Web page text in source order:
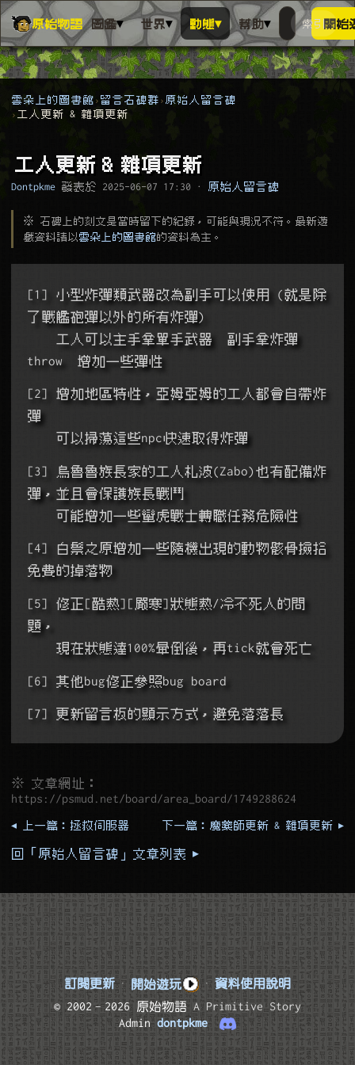
原始物語 圖鑑▾ 世界▾ 動態▾ 幫助▾
搜尋萬物
搜人物、
索引開始
雲朵上的圖書館 留言石碑群
原始人留言碑
工人更新 & 雜項更新
工人更新 & 雜項更新
Dontpkme 發表於 2025-06-07 17:30 · 原始人留言碑
※ 石碑上的刻文是當時留下的紀錄，可能與現況不符。最新遊
戲資料請以 雲朵上的圖書館的資料為主。
[1] 小型炸彈類武器改為副手可以使用 (就是除
了戰艦砲彈以外的所有炸彈)
throw  增加一些彈性
[2] 增加地區特性，亞姆亞姆的工人都會自帶炸
彈
    可以掃蕩這些npc快速取得炸彈
[3] 烏魯魯族長家的工人札波(Zabo)也有配備炸
彈，並且會保護族長戰鬥
    可能增加一些蠻虎戰士轉職任務危險性
[4] 白鬃之原增加一些隨機出現的動物骸骨撿拾
免費的掉落物
[5] 修正[酷熱][嚴寒]狀態熱/冷不死人的問
題，
    現在狀態達100%暈倒後，再tick就會死亡
[6] 其他bug修正參照bug board
[7] 更新留言板的顯示方式，避免落落長
※ 文章網址：
https://psmud.net/board/area_board/1749288624
◂ 上一篇：拯救伺服器 下一篇：魔藥師更新 & 雜項更新 ▸
回「原始人留言碑」文章列表 ▸
訂閱更新 · 開始遊玩 · 資料使用說明
© 2002–2026 原始物語A Primitive Story
Admin dontpkme